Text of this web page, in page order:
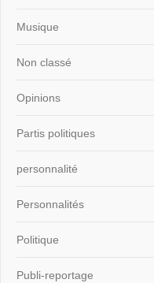
Musique
Non classé
Opinions
Partis politiques
personnalité
Personnalités
Politique
Publi-reportage